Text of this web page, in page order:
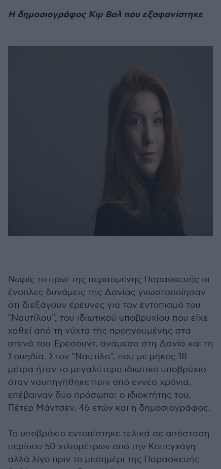
Η δημοσιογράφος Κιμ Βαλ που εξαφανίστηκε
Νωρίς το πρωί της περασμένης Παρασκευής οι
ένοπλες δυνάμεις της Δανίας γνωστοποίησαν
ότι διεξάγουν έρευνες για τον εντοπισμό του
"Ναυτίλου", του ιδιωτικού υποβρυχίου που είχε
χαθεί από τη νύχτα της προηγουμένης στα
στενά του Έρεσουντ, ανάμεσα στη Δανία και τη
Σουηδία. Στον "Ναυτίλο", που με μήκος 18
μέτρα ήταν το μεγαλύτερο ιδιωτικό υποβρύχιο
όταν ναυπηγήθηκε πριν από εννέα χρόνια,
επέβαιναν δύο πρόσωπα: ο ιδιοκτήτης του,
Πέτερ Μάντσεν, 46 ετών και η δημοσιογράφος.
Το υποβρύχιο εντοπίστηκε τελικά σε απόσταση
περίπου 50 χιλιομέτρων από την Κοπεγχάγη
αλλά λίγο πριν το μεσημέρι της Παρασκευής